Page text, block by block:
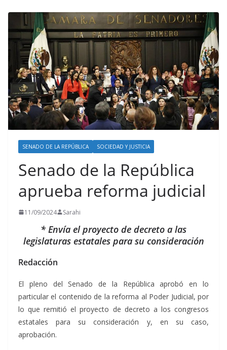
SENADO DE LA REPÚBLICA SOCIEDAD Y JUSTICIA
Senado de la República
aprueba reforma judicial
11/09/2024 Sarahi
* Envía el proyecto de decreto a las
legislaturas estatales para su consideración
Redacción
El pleno del Senado de la República aprobó en lo
particular el contenido de la reforma al Poder Judicial, por
lo que remitió el proyecto de decreto a los congresos
estatales para su consideración y, en su caso,
aprobación.